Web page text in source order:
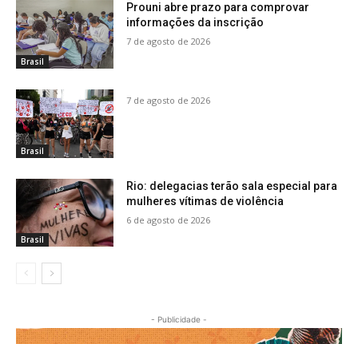
Brasil
Prouni abre prazo para comprovar
informações da inscrição
7 de agosto de 2026
Brasil
7 de agosto de 2026
Brasil
Rio: delegacias terão sala especial para
mulheres vítimas de violência
6 de agosto de 2026
- Publicidade -